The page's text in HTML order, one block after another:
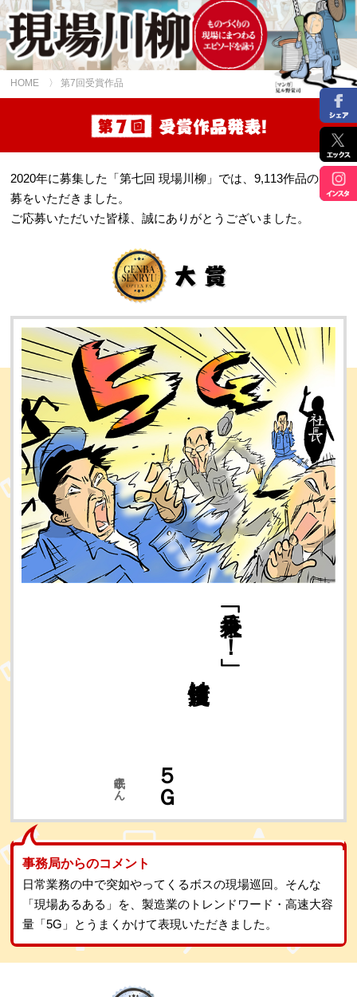
HOME 〉 第7回受賞作品
2020年に募集した「第七回 現場川柳」では、9,113作品のご応
募をいただきました。
ご応募いただいた皆様、誠にありがとうございました。
「社長来る！」
眠子さん
事務局からのコメント
日常業務の中で突如やってくるボスの現場巡回。そんな
「現場あるある」を、製造業のトレンドワード・高速大容
量「5G」とうまくかけて表現いただきました。